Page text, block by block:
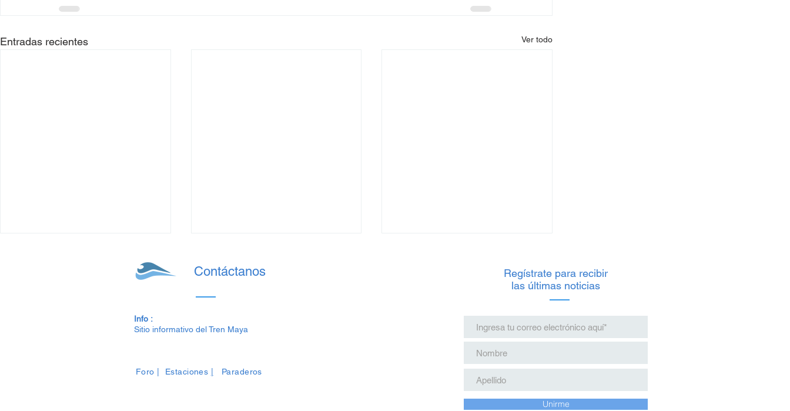
Entradas recientes Ver todo
Precios del Tren Maya: Junio
2025 para estas Vacaciones
Contáctanos
Info :
Sitio informativo del Tren Maya
Foro Estaciones Paraderos
Regístrate para recibir
las últimas noticias
Unirme